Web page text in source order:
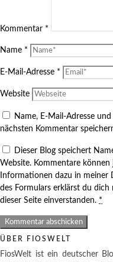
Kommentar *
Name *
E-Mail-Adresse *
Website
Name, E-Mail-Adresse
nächsten Kommentar
Dieser Blog speichert
Website. Kommentare
Informationen dazu in
des Formulars erklärst du
dieser Seite einverstanden. *
ÜBER FIOSWELT
FiosWelt ist ein deutscher